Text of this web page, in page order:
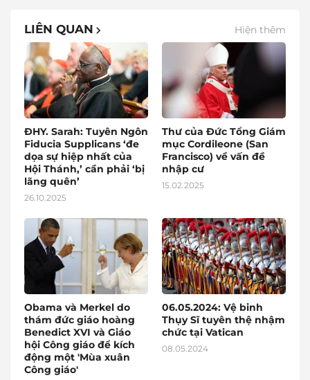
LIÊN QUAN Hiện thêm
ĐHY. Sarah: Tuyên Ngôn
Fiducia Supplicans ‘đe
dọa sự hiệp nhất của
Hội Thánh,’ cần phải ‘bị
lãng quên’
26.10.2025
Thư của Đức Tổng Giám
mục Cordileone (San
Francisco) về vấn đề
nhập cư
15.02.2025
Obama và Merkel do
thám đức giáo hoàng
Benedict XVI và Giáo
hội Công giáo để kích
động một 'Mùa xuân
Công giáo'
06.05.2024: Vệ binh
Thụy Sĩ tuyên thệ nhậm
chức tại Vatican
08.05.2024